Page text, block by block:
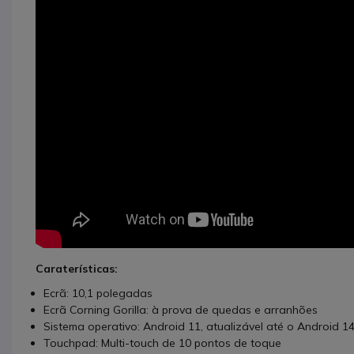
Caraterísticas:
Ecrã: 10,1 polegadas
Ecrã Corning Gorilla: à prova de quedas e arranhões
Sistema operativo: Android 11, atualizável até o Android 14
Touchpad: Multi-touch de 10 pontos de toque